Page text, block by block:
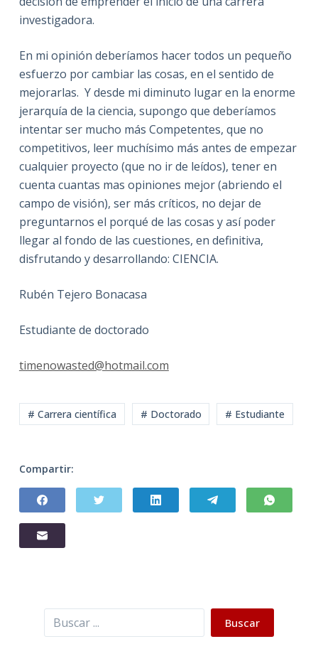
investigadora.
En mi opinión deberíamos hacer todos un pequeño
esfuerzo por cambiar las cosas, en el sentido de
mejorarlas. Y desde mi diminuto lugar en la enorme
jerarquía de la ciencia, supongo que deberíamos
intentar ser mucho más Competentes, que no
competitivos, leer muchísimo más antes de empezar
cualquier proyecto (que no ir de leídos), tener en
cuenta cuantas mas opiniones mejor (abriendo el
campo de visión), ser más críticos, no dejar de
preguntarnos el porqué de las cosas y así poder
llegar al fondo de las cuestiones, en definitiva,
disfrutando y desarrollando: CIENCIA.
Rubén Tejero Bonacasa
Estudiante de doctorado
timenowasted@hotmail.com
# Carrera científica # Doctorado # Estudiante
Compartir:
Buscar Buscar